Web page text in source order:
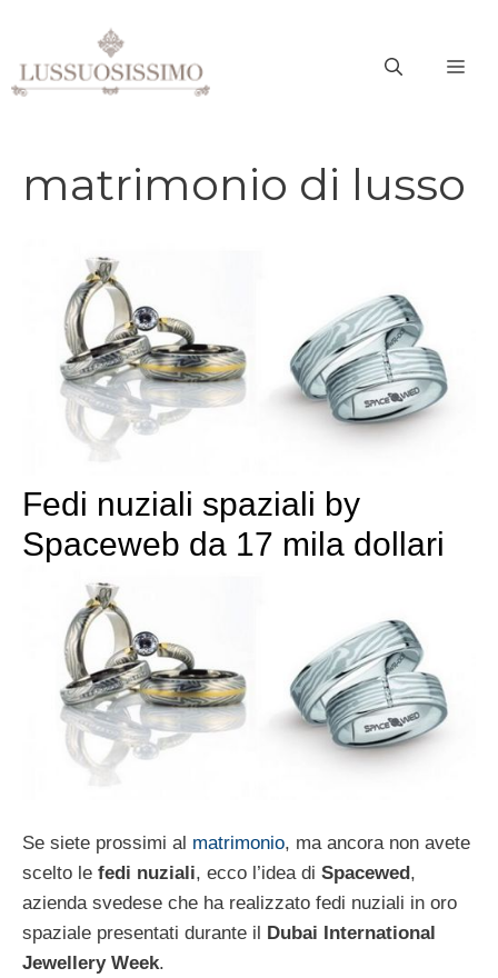
contenuto
matrimonio di lusso
Fedi nuziali spaziali by
Spaceweb da 17 mila dollari
Se siete prossimi al matrimonio, ma ancora non avete
scelto le fedi nuziali, ecco l’idea di Spacewed ,
azienda svedese che ha realizzato fedi nuziali in oro
spaziale presentati durante il
Dubai International
Jewellery Week.